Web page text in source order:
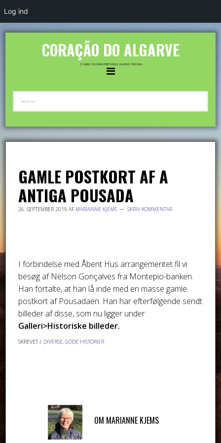
Log ind
CORAÇÃO DO ALGARVE
- ET ANDELSSELSKAB & FERIEPARADIS I ALGARVE / PORTUGAL
GAMLE POSTKORT AF A
ANTIGA POUSADA
26. SEPTEMBER 2019 AF MARIANNE KJEMS SKRIV KOMMENTAR
I forbindelse med Åbent Hus arrangementet fil vi
besøg af Nelson Gonçalves fra Montepio-banken.
Han fortalte, at han lå inde med en masse gamle
postkort af Pousadaen. Han har efterfølgende sendt
billeder af disse, som nu ligger under
Galleri>Historiske billeder.
SKREVET I: DIVERSE,GODE HISTORIER
OM MARIANNE KJEMS